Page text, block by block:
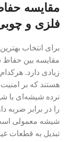
مقایسه
فلزی و
برای انتخاب
مقایسه بین
زیادی دارد.
هستند که بر
نرده شیشه‌ای با
را در برابر ضربه
شیشه معمولی
تبدیل به قطعات